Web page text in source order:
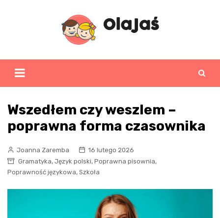
Wszedłem czy weszlem –
poprawna forma czasownika
Joanna Zaremba
16 lutego 2026
Gramatyka, Język polski, Poprawna pisownia,
Poprawność językowa, Szkoła